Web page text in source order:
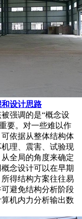
设计思路
强调的是“概念设
要。对一些难以作
依据从整体结构体
理、震害、试验现
全局的角度来确定
念设计可以在早期
得结构方案往往易
避免结构分析阶段
机内力分析输出数